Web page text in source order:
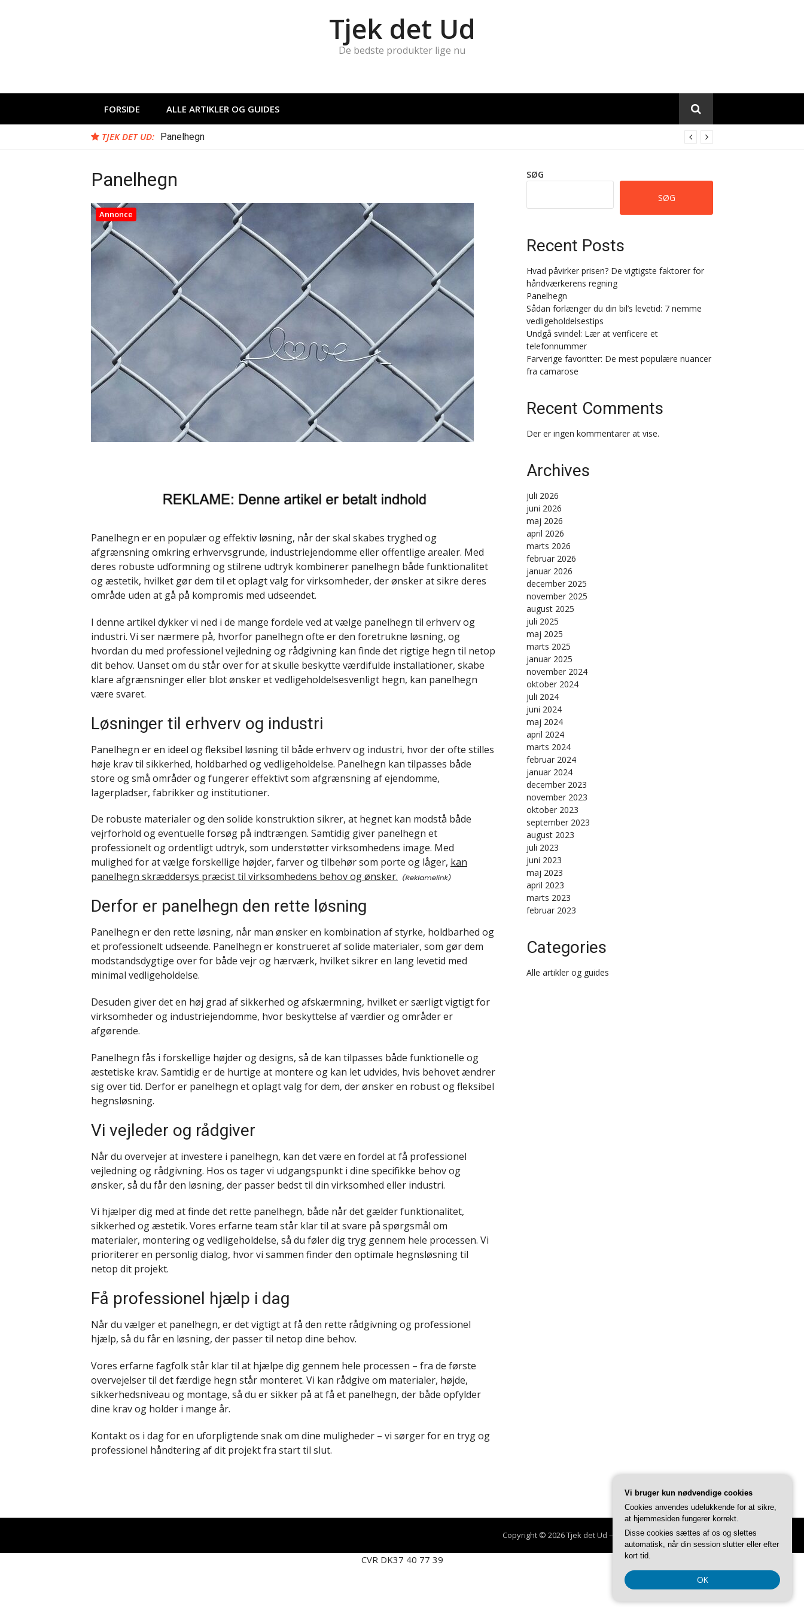
Tjek det Ud
De bedste produkter lige nu
FORSIDE ALLE ARTIKLER OG GUIDES
TJEK DET UD: Panelhegn
Panelhegn
Annonce
Panelhegn er en populær og effektiv løsning, når der skal skabes tryghed og
afgrænsning omkring erhvervsgrunde, industriejendomme eller offentlige arealer. Med
deres robuste udformning og stilrene udtryk kombinerer panelhegn både funktionalitet
og æstetik, hvilket gør dem til et oplagt valg for virksomheder, der ønsker at sikre deres
område uden at gå på kompromis med udseendet.
I denne artikel dykker vi ned i de mange fordele ved at vælge panelhegn til erhverv og
industri. Vi ser nærmere på, hvorfor panelhegn ofte er den foretrukne løsning, og
hvordan du med professionel vejledning og rådgivning kan finde det rigtige hegn til netop
dit behov. Uanset om du står over for at skulle beskytte værdifulde installationer, skabe
klare afgrænsninger eller blot ønsker et vedligeholdelsesvenligt hegn, kan panelhegn
være svaret.
Løsninger til erhverv og industri
Panelhegn er en ideel og fleksibel løsning til både erhverv og industri, hvor der ofte stilles
høje krav til sikkerhed, holdbarhed og vedligeholdelse. Panelhegn kan tilpasses både
store og små områder og fungerer effektivt som afgrænsning af ejendomme,
lagerpladser, fabrikker og institutioner.
De robuste materialer og den solide konstruktion sikrer, at hegnet kan modstå både
vejrforhold og eventuelle forsøg på indtrængen. Samtidig giver panelhegn et
professionelt og ordentligt udtryk, som understøtter virksomhedens image. Med
mulighed for at vælge forskellige højder, farver og tilbehør som porte og låger, kan
panelhegn skræddersys præcist til virksomhedens behov og ønsker.
Derfor er panelhegn den rette løsning
Panelhegn er den rette løsning, når man ønsker en kombination af styrke, holdbarhed og
et professionelt udseende. Panelhegn er konstrueret af solide materialer, som gør dem
modstandsdygtige over for både vejr og hærværk, hvilket sikrer en lang levetid med
minimal vedligeholdelse.
Desuden giver det en høj grad af sikkerhed og afskærmning, hvilket er særligt vigtigt for
virksomheder og industriejendomme, hvor beskyttelse af værdier og områder er
afgørende.
Panelhegn fås i forskellige højder og designs, så de kan tilpasses både funktionelle og
æstetiske krav. Samtidig er de hurtige at montere og kan let udvides, hvis behovet ændrer
sig over tid. Derfor er panelhegn et oplagt valg for dem, der ønsker en robust og fleksibel
hegnsløsning.
Vi vejleder og rådgiver
Når du overvejer at investere i panelhegn, kan det være en fordel at få professionel
vejledning og rådgivning. Hos os tager vi udgangspunkt i dine specifikke behov og
ønsker, så du får den løsning, der passer bedst til din virksomhed eller industri.
Vi hjælper dig med at finde det rette panelhegn, både når det gælder funktionalitet,
sikkerhed og æstetik. Vores erfarne team står klar til at svare på spørgsmål om
materialer, montering og vedligeholdelse, så du føler dig tryg gennem hele processen. Vi
prioriterer en personlig dialog, hvor vi sammen finder den optimale hegnsløsning til
netop dit projekt.
Få professionel hjælp i dag
Når du vælger et panelhegn, er det vigtigt at få den rette rådgivning og professionel
hjælp, så du får en løsning, der passer til netop dine behov.
Vores erfarne fagfolk står klar til at hjælpe dig gennem hele processen – fra de første
overvejelser til det færdige hegn står monteret. Vi kan rådgive om materialer, højde,
sikkerhedsniveau og montage, så du er sikker på at få et panelhegn, der både opfylder
dine krav og holder i mange år.
Kontakt os i dag for en uforpligtende snak om dine muligheder – vi sørger for en tryg og
professionel håndtering af dit projekt fra start til slut.
SØG
SØG
Recent Posts
Hvad påvirker prisen? De vigtigste faktorer for
håndværkerens regning
Panelhegn
Sådan forlænger du din bil’s levetid: 7 nemme
vedligeholdelsestips
Undgå svindel: Lær at verificere et
telefonnummer
Farverige favoritter: De mest populære nuancer
fra camarose
Recent Comments
Der er ingen kommentarer at vise.
Archives
juli 2026
juni 2026
maj 2026
april 2026
marts 2026
februar 2026
januar 2026
december 2025
november 2025
august 2025
juli 2025
maj 2025
marts 2025
januar 2025
november 2024
oktober 2024
juli 2024
juni 2024
maj 2024
april 2024
marts 2024
februar 2024
januar 2024
december 2023
november 2023
oktober 2023
september 2023
august 2023
juli 2023
juni 2023
maj 2023
april 2023
marts 2023
februar 2023
Categories
Alle artikler og guides
Copyright © 2026 Tjek det Ud – Glob tema afFameThemes
CVR DK37 40 77 39
Vi bruger kun nødvendige cookies
Cookies anvendes udelukkende for at sikre,
at hjemmesiden fungerer korrekt.
Disse cookies sættes af os og slettes
automatisk, når din session slutter eller efter
kort tid.
OK